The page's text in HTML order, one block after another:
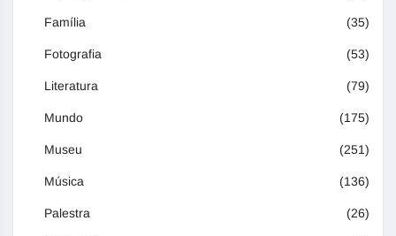
Família (35)
Fotografia (53)
Literatura (79)
Mundo (175)
Museu (251)
Música (136)
Palestra (26)